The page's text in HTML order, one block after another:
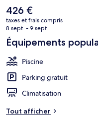
inclus dans l'ensemble des
petits plus sympas comme
Le
prix
actuel
est
de
426 €
taxes et frais compris
8 sept. - 9 sept.
Équipements
Piscine
Parking gratuit
Climatisation
Tout afficher